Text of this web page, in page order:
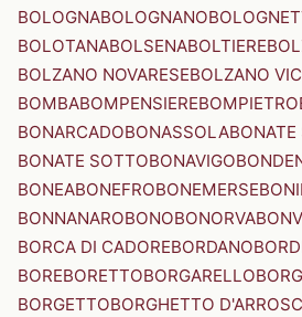
BOLOGNABOLOGNANO
BOLOTANABOLSENABOLTIERE
BOLZANO NOVARESEBOLZANO
BOMBABOMPENSIEREBOMPIETRO
BONARCADOBONASSOLABONATE
BONATE SOTTOBONAVIGO
BONEABONEFROBONEMERSE
BONNANAROBONOBONORVA
BORCA DI CADOREBORDANO
BOREBORETTOBORGARELLO
BORGETTOBORGHETTO